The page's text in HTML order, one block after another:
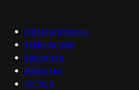
Entretenimiento
Estilo de vida
Economía
Deportes
Política